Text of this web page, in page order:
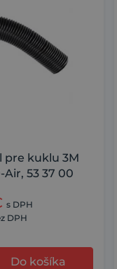
pre kuklu 3M
Air, 53 37 00
s DPH
DPH
Do košíka